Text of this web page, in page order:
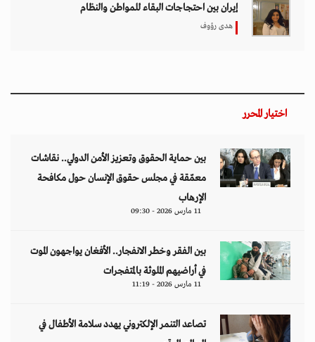
إيران بين احتجاجات البقاء للمواطن والنظام
هدى رؤوف
اختيار المحرر
بين حماية الحقوق وتعزيز الأمن الدولي.. نقاشات
معمّقة في مجلس حقوق الإنسان حول مكافحة
الإرهاب
11 مارس 2026 - 09:30
بين الفقر وخطر الانفجار.. الأفغان يواجهون الموت
في أراضيهم الملوثة بالمتفجرات
11 مارس 2026 - 11:19
تصاعد التنمر الإلكتروني يهدد سلامة الأطفال في